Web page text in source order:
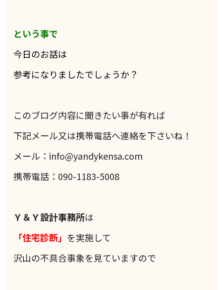
という事で
今日のお話は
参考になりましたでしょうか？
このブログ内容に聞きたい事が有れば
下記メール又は携帯電話へ連絡を下さいね！
メール：info@yandykensa.com
携帯電話：090-1183-5008
Ｙ＆Ｙ設計事務所は
「住宅診断」 を実施して
沢山の不具合事象を見ていますので